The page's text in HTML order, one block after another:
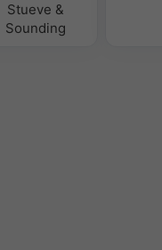
Stueve &
Sounding